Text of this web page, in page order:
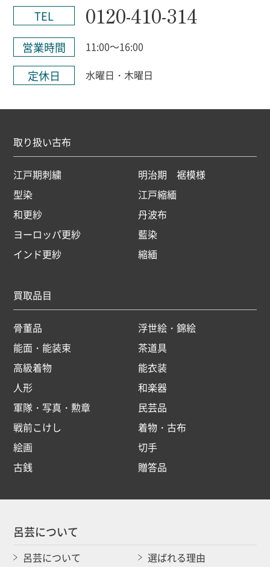
TEL 0120-410-314
営業時間 11:00～16:00
定休日 水曜日・木曜日
取り扱い古布
江戸期刺繍
明治期 裾模様
型染
江戸縮緬
和更紗
丹波布
ヨーロッパ更紗
藍染
インド更紗
縮緬
買取品目
骨董品
浮世絵・錦絵
能面・能装束
茶道具
高級着物
能衣装
人形
和楽器
軍隊・写真・勲章
民芸品
戦前こけし
着物・古布
絵画
切手
古銭
贈答品
呂芸について
呂芸について 選ばれる理由